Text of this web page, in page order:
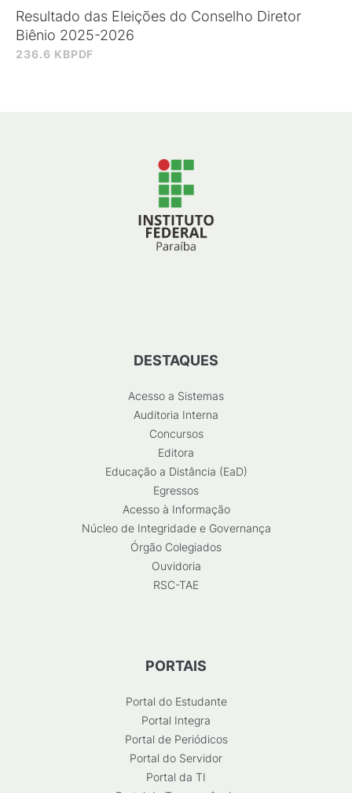
236.6 KBPDF
Resultado das Eleições do Conselho Diretor
Biênio 2025-2026
DESTAQUES
Acesso a Sistemas
Auditoria Interna
Concursos
Editora
Educação a Distância (EaD)
Egressos
Acesso à Informação
Núcleo de Integridade e Governança
Órgão Colegiados
Ouvidoria
RSC-TAE
PORTAIS
Portal do Estudante
Portal Integra
Portal de Periódicos
Portal do Servidor
Portal da TI